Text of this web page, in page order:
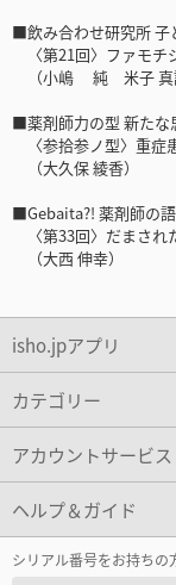
■飲み合わせ研究所 子
〈第21回〉ファモチ
（小嶋 純 米子 真
■薬剤師力の型 新たな
〈参拾参ノ型〉重症
（大久保 綾香）
■Gebaita?! 薬剤師の
〈第33回〉だまされ
（大西 伸幸）
isho.jpアプリ
カテゴリー
アカウントサービス
ヘルプ＆ガイド
シリアル番号をお持ちの